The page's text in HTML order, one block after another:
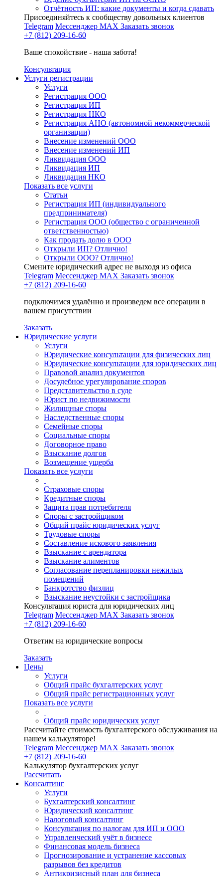
Отчётность ИП: какие документы и когда сдавать
Присоединяйтесь к сообществу довольных клиентов
Telegram Мессенджер MAX Заказать звонок
+7 (812) 209-16-60
Ваше спокойствие - наша забота!
Консультация
Услуги регистрации
Услуги
Регистрация ООО
Регистрация ИП
Регистрация НКО
Регистрация АНО (автономной некоммерческой
организации)
Внесение изменений ООО
Внесение изменений ИП
Ликвидация ООО
Ликвидация ИП
Ликвидация НКО
Показать все услуги
Статьи
Регистрация ИП (индивидуального
предпринимателя)
Регистрация ООО (общество с ограниченной
ответственностью)
Как продать долю в ООО
Открыли ИП? Отлично!
Открыли ООО? Отлично!
Смените юридический адрес не выходя из офиса
Telegram Мессенджер MAX Заказать звонок
+7 (812) 209-16-60
подключимся удалённо и произведем все операции в
вашем присутствии
Заказать
Юридические услуги
Услуги
Юридические консультации для физических лиц
Юридические консультации для юридических лиц
Правовой анализ документов
Досудебное урегулирование споров
Представительство в суде
Юрист по недвижимости
Жилищные споры
Наследственные споры
Семейные споры
Социальные споры
Договорное право
Взыскание долгов
Возмещение ущерба
Показать все услуги
Страховые споры
Кредитные споры
Защита прав потребителя
Споры с застройщиком
Общий прайс юридических услуг
Трудовые споры
Составление искового заявления
Взыскание с арендатора
Взыскание алиментов
Cогласование перепланировки нежилых
помещений
Банкротство физлиц
Взыскание неустойки с застройщика
Консультация юриста для юридических лиц
Telegram Мессенджер MAX Заказать звонок
+7 (812) 209-16-60
Ответим на юридические вопросы
Заказать
Цены
Услуги
Общий прайс бухгалтерских услуг
Общий прайс регистрационных услуг
Показать все услуги
Общий прайс юридических услуг
Рассчитайте стоимость бухгалтерского обслуживания на
нашем калькуляторе!
Telegram Мессенджер MAX Заказать звонок
+7 (812) 209-16-60
Калькулятор бухгалтерских услуг
Рассчитать
Консалтинг
Услуги
Бухгалтерский консалтинг
Юридический консалтинг
Налоговый консалтинг
Консультация по налогам для ИП и ООО
Управленческий учёт в бизнесе
Финансовая модель бизнеса
Прогнозирование и устранение кассовых
разрывов без кредитов
Антикризисный план для бизнеса